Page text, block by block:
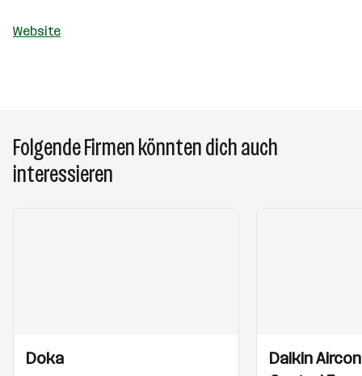
Website
Folgende Firmen könnten dich auch
interessieren
Videos
Einblicke
Einblicke
Doka Videos
Einblicke
Einblicke
Daikin